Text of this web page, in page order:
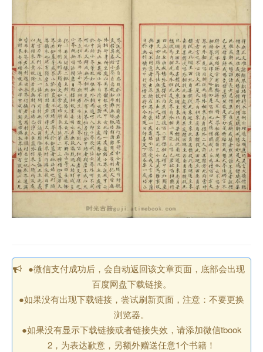
●微信支付成功后，会自动返回该文章页面，底部会出现
百度网盘下载链接。
●如果没有出现下载链接，尝试刷新页面，注意：不要更换
浏览器。
●如果没有显示下载链接或者链接失效，请添加微信tbook
2，为表达歉意，另额外赠送任意1个书籍！